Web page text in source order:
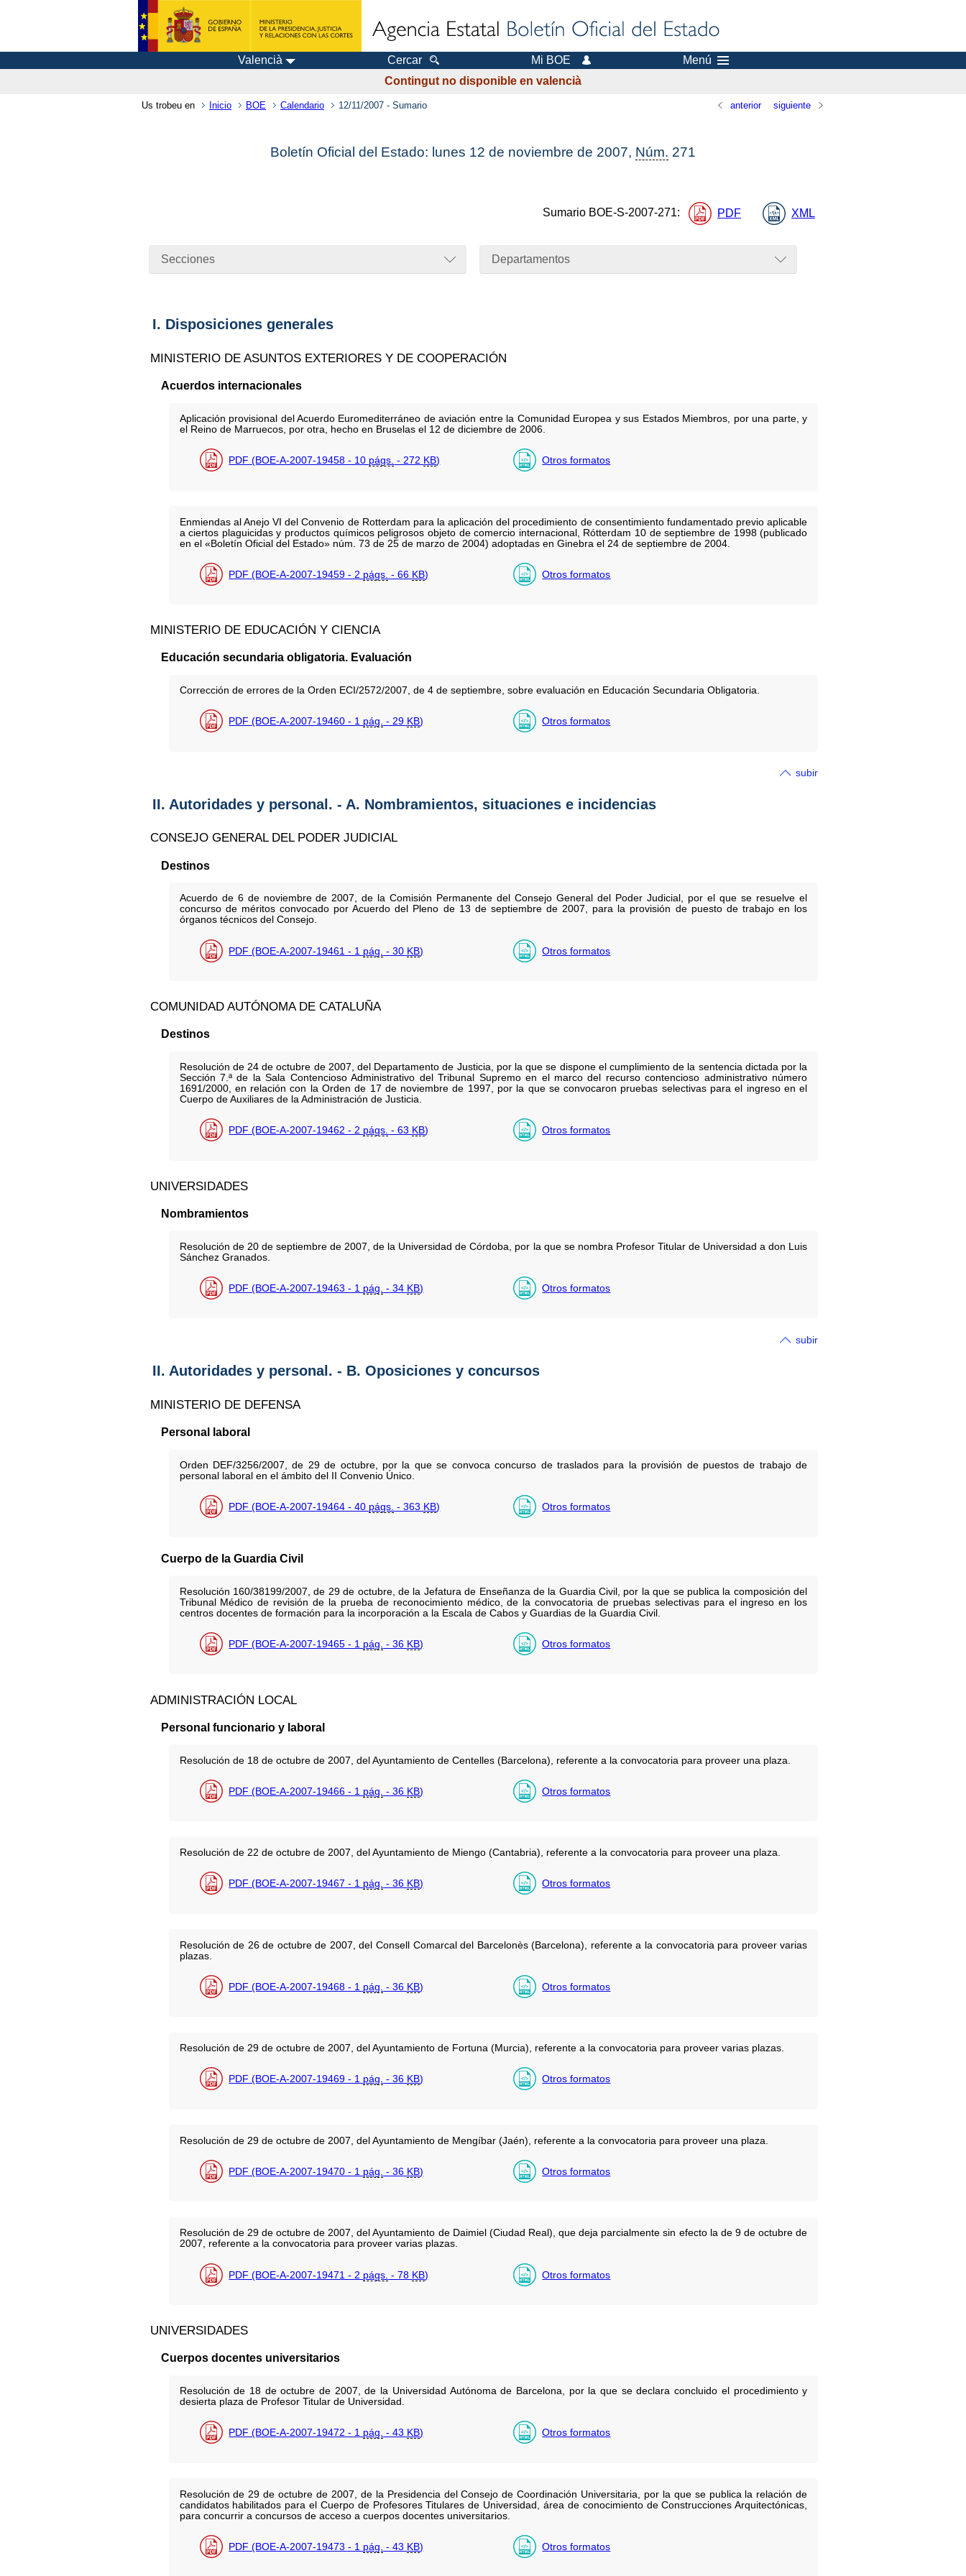
Valencià Cercar Mi BOE
Menú
Contingut no disponible en valencià
Us trobeu en Inicio BOE Calendario 12/11/2007 - Sumario anterior siguiente
Boletín Oficial del Estado: lunes 12 de noviembre de 2007, Núm. 271
Sumario BOE-S-2007-271: PDF XML
Secciones Departamentos
I. Disposiciones generales
MINISTERIO DE ASUNTOS EXTERIORES Y DE COOPERACIÓN
Acuerdos internacionales
Aplicación provisional del Acuerdo Euromediterráneo de aviación entre la Comunidad Europea y sus Estados Miembros, por una parte, y
el Reino de Marruecos, por otra, hecho en Bruselas el 12 de diciembre de 2006.
PDF (BOE-A-2007-19458 - 10 págs. - 272 KB) Otros formatos
Enmiendas al Anejo VI del Convenio de Rotterdam para la aplicación del procedimiento de consentimiento fundamentado previo aplicable
a ciertos plaguicidas y productos químicos peligrosos objeto de comercio internacional, Rótterdam 10 de septiembre de 1998 (publicado
en el «Boletín Oficial del Estado» núm. 73 de 25 de marzo de 2004) adoptadas en Ginebra el 24 de septiembre de 2004.
PDF (BOE-A-2007-19459 - 2 págs. - 66 KB) Otros formatos
MINISTERIO DE EDUCACIÓN Y CIENCIA
Educación secundaria obligatoria. Evaluación
Corrección de errores de la Orden ECI/2572/2007, de 4 de septiembre, sobre evaluación en Educación Secundaria Obligatoria.
PDF (BOE-A-2007-19460 - 1 pág. - 29 KB) Otros formatos
subir
II. Autoridades y personal. - A. Nombramientos, situaciones e incidencias
CONSEJO GENERAL DEL PODER JUDICIAL
Destinos
Acuerdo de 6 de noviembre de 2007, de la Comisión Permanente del Consejo General del Poder Judicial, por el que se resuelve el
concurso de méritos convocado por Acuerdo del Pleno de 13 de septiembre de 2007, para la provisión de puesto de trabajo en los
órganos técnicos del Consejo.
PDF (BOE-A-2007-19461 - 1 pág. - 30 KB) Otros formatos
COMUNIDAD AUTÓNOMA DE CATALUÑA
Destinos
Resolución de 24 de octubre de 2007, del Departamento de Justicia, por la que se dispone el cumplimiento de la sentencia dictada por la
Sección 7.ª de la Sala Contencioso Administrativo del Tribunal Supremo en el marco del recurso contencioso administrativo número
1691/2000, en relación con la Orden de 17 de noviembre de 1997, por la que se convocaron pruebas selectivas para el ingreso en el
Cuerpo de Auxiliares de la Administración de Justicia.
PDF (BOE-A-2007-19462 - 2 págs. - 63 KB) Otros formatos
UNIVERSIDADES
Nombramientos
Resolución de 20 de septiembre de 2007, de la Universidad de Córdoba, por la que se nombra Profesor Titular de Universidad a don Luis
Sánchez Granados.
PDF (BOE-A-2007-19463 - 1 pág. - 34 KB) Otros formatos
subir
II. Autoridades y personal. - B. Oposiciones y concursos
MINISTERIO DE DEFENSA
Personal laboral
Orden DEF/3256/2007, de 29 de octubre, por la que se convoca concurso de traslados para la provisión de puestos de trabajo de
personal laboral en el ámbito del II Convenio Único.
PDF (BOE-A-2007-19464 - 40 págs. - 363 KB) Otros formatos
Cuerpo de la Guardia Civil
Resolución 160/38199/2007, de 29 de octubre, de la Jefatura de Enseñanza de la Guardia Civil, por la que se publica la composición del
Tribunal Médico de revisión de la prueba de reconocimiento médico, de la convocatoria de pruebas selectivas para el ingreso en los
centros docentes de formación para la incorporación a la Escala de Cabos y Guardias de la Guardia Civil.
PDF (BOE-A-2007-19465 - 1 pág. - 36 KB) Otros formatos
ADMINISTRACIÓN LOCAL
Personal funcionario y laboral
Resolución de 18 de octubre de 2007, del Ayuntamiento de Centelles (Barcelona), referente a la convocatoria para proveer una plaza.
PDF (BOE-A-2007-19466 - 1 pág. - 36 KB) Otros formatos
Resolución de 22 de octubre de 2007, del Ayuntamiento de Miengo (Cantabria), referente a la convocatoria para proveer una plaza.
PDF (BOE-A-2007-19467 - 1 pág. - 36 KB) Otros formatos
Resolución de 26 de octubre de 2007, del Consell Comarcal del Barcelonès (Barcelona), referente a la convocatoria para proveer varias
plazas.
PDF (BOE-A-2007-19468 - 1 pág. - 36 KB) Otros formatos
Resolución de 29 de octubre de 2007, del Ayuntamiento de Fortuna (Murcia), referente a la convocatoria para proveer varias plazas.
PDF (BOE-A-2007-19469 - 1 pág. - 36 KB) Otros formatos
Resolución de 29 de octubre de 2007, del Ayuntamiento de Mengíbar (Jaén), referente a la convocatoria para proveer una plaza.
PDF (BOE-A-2007-19470 - 1 pág. - 36 KB) Otros formatos
Resolución de 29 de octubre de 2007, del Ayuntamiento de Daimiel (Ciudad Real), que deja parcialmente sin efecto la de 9 de octubre de
2007, referente a la convocatoria para proveer varias plazas.
PDF (BOE-A-2007-19471 - 2 págs. - 78 KB) Otros formatos
UNIVERSIDADES
Cuerpos docentes universitarios
Resolución de 18 de octubre de 2007, de la Universidad Autónoma de Barcelona, por la que se declara concluido el procedimiento y
desierta plaza de Profesor Titular de Universidad.
PDF (BOE-A-2007-19472 - 1 pág. - 43 KB) Otros formatos
Resolución de 29 de octubre de 2007, de la Presidencia del Consejo de Coordinación Universitaria, por la que se publica la relación de
candidatos habilitados para el Cuerpo de Profesores Titulares de Universidad, área de conocimiento de Construcciones Arquitectónicas,
para concurrir a concursos de acceso a cuerpos docentes universitarios.
PDF (BOE-A-2007-19473 - 1 pág. - 43 KB) Otros formatos